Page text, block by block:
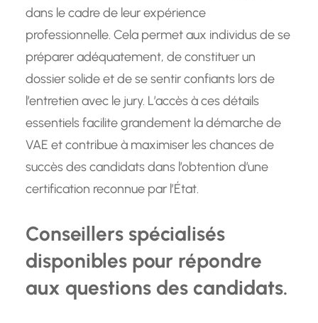
dans le cadre de leur expérience
professionnelle. Cela permet aux individus de se
préparer adéquatement, de constituer un
dossier solide et de se sentir confiants lors de
l’entretien avec le jury. L’accès à ces détails
essentiels facilite grandement la démarche de
VAE et contribue à maximiser les chances de
succès des candidats dans l’obtention d’une
certification reconnue par l’État.
Conseillers spécialisés
disponibles pour répondre
aux questions des candidats.